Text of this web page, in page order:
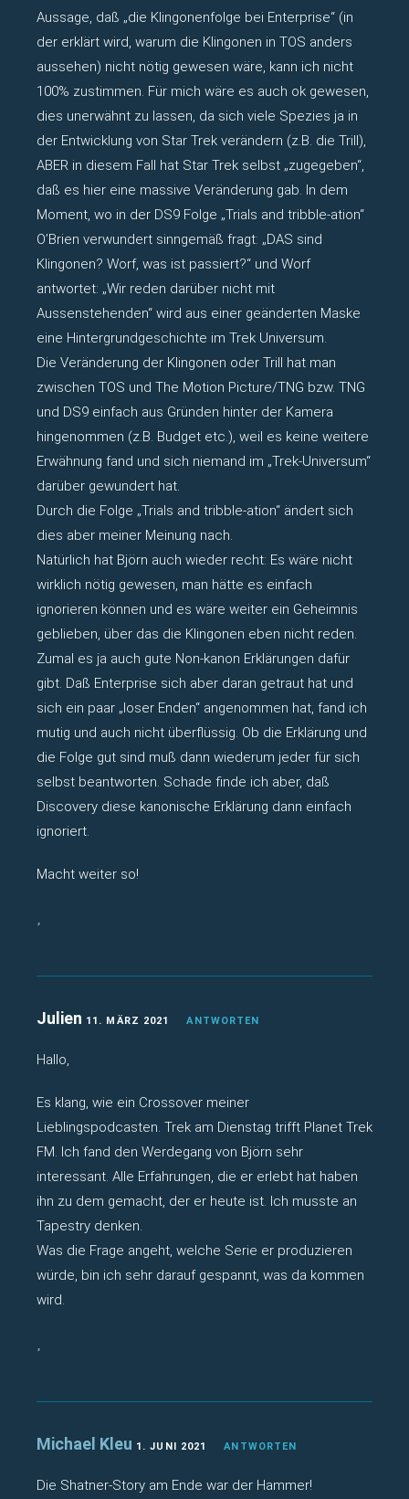
Aussage, daß „die Klingonenfolge bei Enterprise“ (in
der erklärt wird, warum die Klingonen in TOS anders
aussehen) nicht nötig gewesen wäre, kann ich nicht
100% zustimmen. Für mich wäre es auch ok gewesen,
dies unerwähnt zu lassen, da sich viele Spezies ja in
der Entwicklung von Star Trek verändern (z.B. die Trill),
ABER in diesem Fall hat Star Trek selbst „zugegeben“,
daß es hier eine massive Veränderung gab. In dem
Moment, wo in der DS9 Folge „Trials and tribble-ation“
O’Brien verwundert sinngemäß fragt: „DAS sind
Klingonen? Worf, was ist passiert?“ und Worf
antwortet: „Wir reden darüber nicht mit
Aussenstehenden“ wird aus einer geänderten Maske
eine Hintergrundgeschichte im Trek Universum.
Die Veränderung der Klingonen oder Trill hat man
zwischen TOS und The Motion Picture/TNG bzw. TNG
und DS9 einfach aus Gründen hinter der Kamera
hingenommen (z.B. Budget etc.), weil es keine weitere
Erwähnung fand und sich niemand im „Trek-Universum“
darüber gewundert hat.
Durch die Folge „Trials and tribble-ation“ ändert sich
dies aber meiner Meinung nach.
Natürlich hat Björn auch wieder recht: Es wäre nicht
wirklich nötig gewesen, man hätte es einfach
ignorieren können und es wäre weiter ein Geheimnis
geblieben, über das die Klingonen eben nicht reden.
Zumal es ja auch gute Non-kanon Erklärungen dafür
gibt. Daß Enterprise sich aber daran getraut hat und
sich ein paar „loser Enden“ angenommen hat, fand ich
mutig und auch nicht überflüssig. Ob die Erklärung und
die Folge gut sind muß dann wiederum jeder für sich
selbst beantworten. Schade finde ich aber, daß
Discovery diese kanonische Erklärung dann einfach
ignoriert.
Macht weiter so!
Julien 11. MÄRZ 2021 ANTWORTEN
Hallo,
Es klang, wie ein Crossover meiner
Lieblingspodcasten. Trek am Dienstag trifft Planet Trek
FM. Ich fand den Werdegang von Björn sehr
interessant. Alle Erfahrungen, die er erlebt hat haben
ihn zu dem gemacht, der er heute ist. Ich musste an
Tapestry denken.
Was die Frage angeht, welche Serie er produzieren
würde, bin ich sehr darauf gespannt, was da kommen
wird.
Michael Kleu 1. JUNI 2021 ANTWORTEN
Die Shatner-Story am Ende war der Hammer!